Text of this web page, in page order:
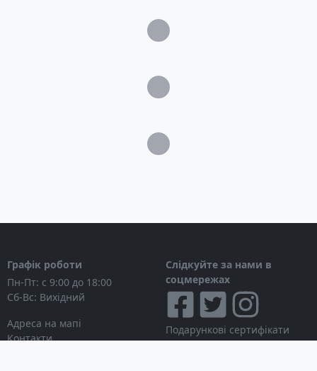
Загрузка...
Загрузка...
Загрузка...
Графік роботи
Пн-Пт: с 9:00 до 18:00
Сб-Вс: Вихідний
Адреса на мапі
Контакти
Слідкуйте за нами в
соцмережах
Подарункові сертифікати
Дисконтні картки